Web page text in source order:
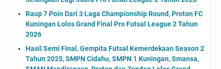
Raup 7 Poin Dari 3 Laga Championship Round, Proton FC
Kuningan Lolos Grand Final Pro Futsal League 2 Tahun
2026
Hasil Semi Final, Gempita Futsal Kemerdekaan Season 2
Tahun 2025, SMPN Cidahu, SMPN 1 Kuningan, Smansa,